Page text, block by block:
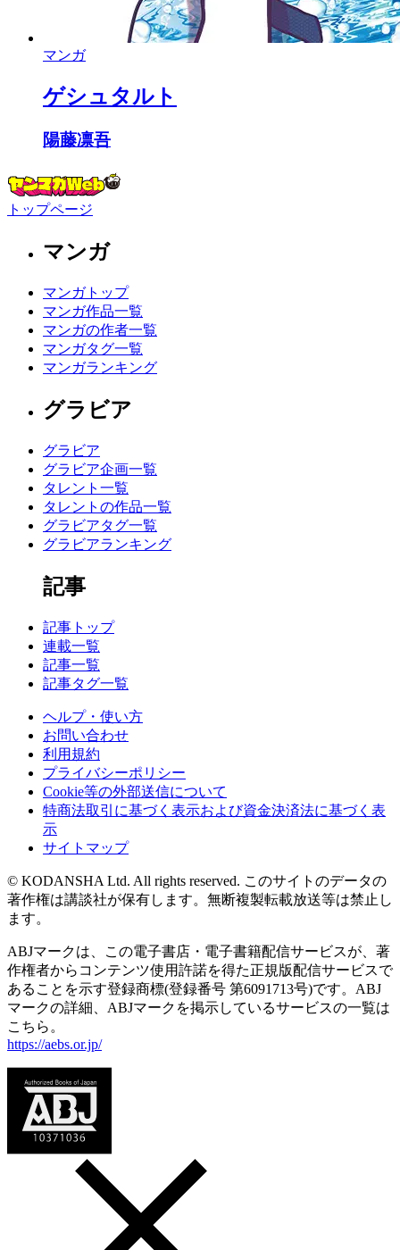
マンガ
ゲシュタルト
陽藤凛吾
トップページ
マンガ
マンガトップ
マンガ作品一覧
マンガの作者一覧
マンガタグ一覧
マンガランキング
グラビア
グラビア
グラビア企画一覧
タレント一覧
タレントの作品一覧
グラビアタグ一覧
グラビアランキング
記事
記事トップ
連載一覧
記事一覧
記事タグ一覧
ヘルプ・使い方
お問い合わせ
利用規約
プライバシーポリシー
Cookie等の外部送信について
特商法取引に基づく表示および資金決済法に基づく表
示
サイトマップ
© KODANSHA Ltd. All rights reserved. このサイトのデータの
著作権は講談社が保有します。無断複製転載放送等は禁止し
ます。
ABJマークは、この電子書店・電子書籍配信サービスが、著
作権者からコンテンツ使用許諾を得た正規版配信サービスで
あることを示す登録商標(登録番号 第6091713号)です。ABJ
マークの詳細、ABJマークを掲示しているサービスの一覧は
こちら。
https://aebs.or.jp/